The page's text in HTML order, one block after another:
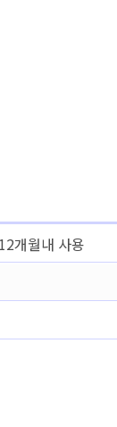
개월내 사용